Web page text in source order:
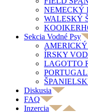
NEMECKÝ
WALESKÝ
Sekcia Vodné Psy
ÍRSKY
LAGOTTO
Diskusia
FAQ
Inzercia